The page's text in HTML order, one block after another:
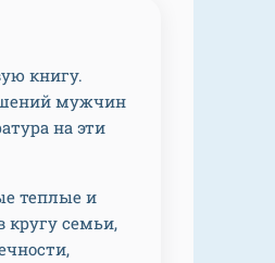
книгу.
мужчин
на эти
теплые и
семьи,